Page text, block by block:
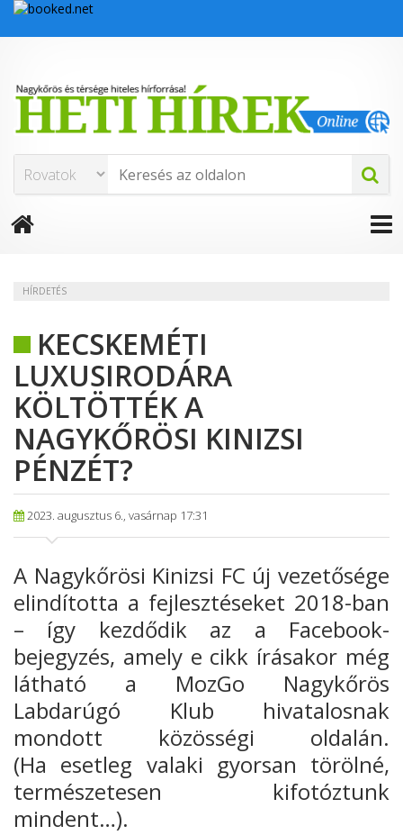
HÍRDETÉS
KECSKEMÉTI
LUXUSIRODÁRA
KÖLTÖTTÉK A
NAGYKŐRÖSI KINIZSI
PÉNZÉT?
2023. augusztus 6., vasárnap 17:31
A Nagykőrösi Kinizsi FC új vezetősége
elindította a fejlesztéseket 2018-ban
– így kezdődikaz a Facebook-
bejegyzés, amely e cikk írásakor még
látható a MozGo Nagykőrös
Labdarúgó Klub hivatalosnak
mondott közösségi oldalán.
(Ha esetleg valaki gyorsan törölné,
természetesen kifotóztunk
mindent…).